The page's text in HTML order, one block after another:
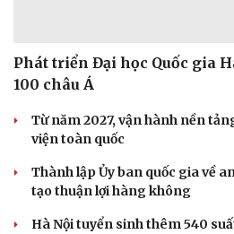
Phát triển Đại học Quốc gia
100 châu Á
Từ năm 2027, vận hành nền
viện toàn quốc
Thành lập Ủy ban quốc gia về
tạo thuận lợi hàng không
Hà Nội tuyển sinh thêm 540